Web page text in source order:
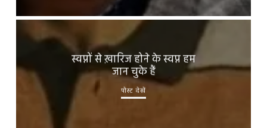
स्वप्नों से ख़ारिज होने के स्वप्न हम
जान चुके हैं
पोस्ट देखें